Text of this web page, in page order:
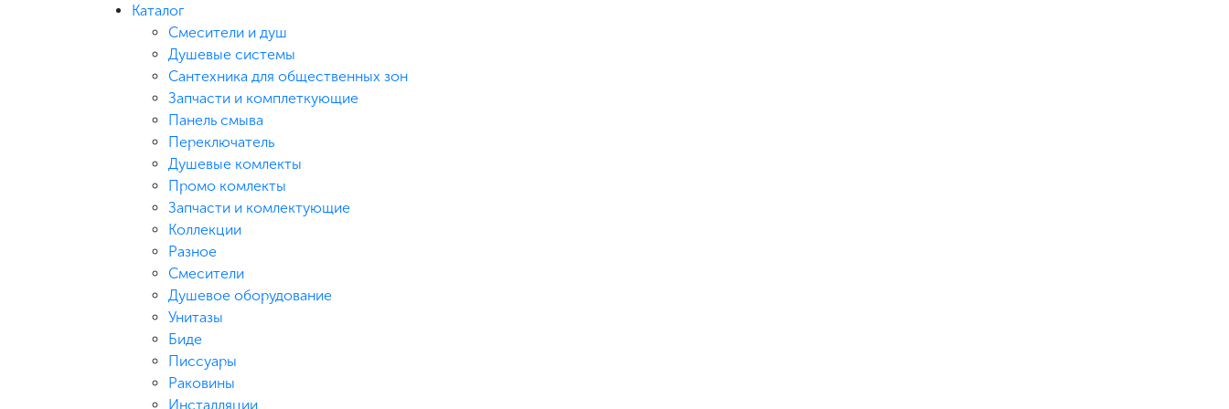
Каталог
Смесители и душ
Душевые системы
Сантехника для общественных зон
Запчасти и комплеткующие
Панель смыва
Переключатель
Душевые комлекты
Промо комлекты
Запчасти и комлектующие
Коллекции
Разное
Смесители
Душевое оборудование
Унитазы
Биде
Писсуары
Раковины
Инсталляции